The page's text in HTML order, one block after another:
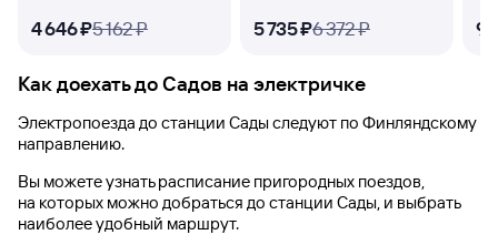
4 ⁠646 ⁠₽5 ⁠162 ⁠₽ 5 ⁠735 ⁠₽6 ⁠372 ⁠₽ 9
Как доехать доСадов на электричке
Электропоезда до станции Садыследуют по Финляндскому
направлению.
Вы можете узнать расписание пригородных поездов,
на которых можно добраться до станции Сады, и выбрать
наиболее удобный маршрут.